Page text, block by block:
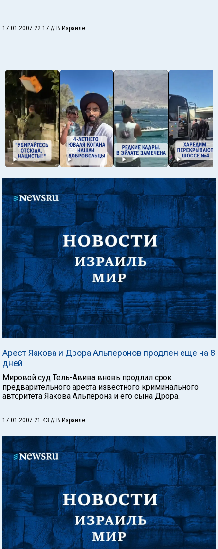
17.01.2007 22:17 // В Израиле
Арест Яакова и Дрора Альперонов продлен еще на 8
дней
Мировой суд Тель-Авива вновь продлил срок
предварительного ареста известного криминального
авторитета Яакова Альперона и его сына Дрора.
17.01.2007 21:43 // В Израиле